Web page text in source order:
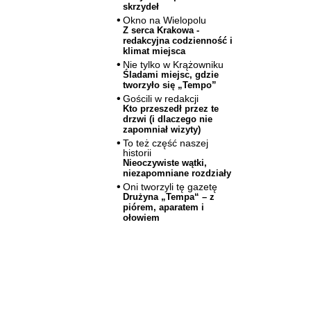
skrzydeł
Okno na Wielopolu
Z serca Krakowa -
redakcyjna codzienność i
klimat miejsca
Nie tylko w Krążowniku
Śladami miejsc, gdzie
tworzyło się „Tempo”
Gościli w redakcji
Kto przeszedł przez te
drzwi (i dlaczego nie
zapomniał wizyty)
To też część naszej
historii
Nieoczywiste wątki,
niezapomniane rozdziały
Oni tworzyli tę gazetę
Drużyna „Tempa“ – z
piórem, aparatem i
ołowiem